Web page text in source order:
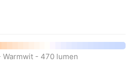
Warmwit - 470 lumen